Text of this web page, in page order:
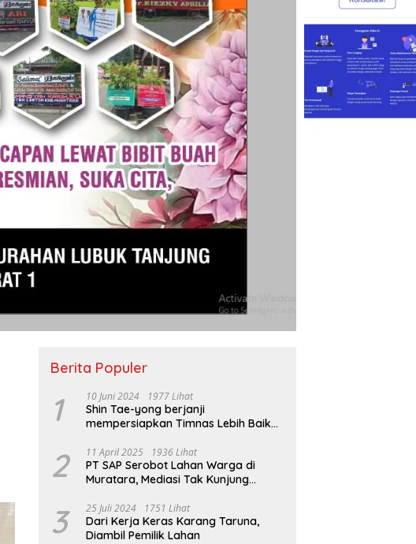
Berita Populer
1 10 Juni 2024 1977 Lihat
Shin Tae-yong berjanji
mempersiapkan Timnas Lebih Baik
2 11 April 2025 1936 Lihat
PT SAP Serobot Lahan Warga di
Muratara, Mediasi Tak Kunjung
3 25 Juli 2024 1751 Lihat
Dari Kerja Keras Karang Taruna,
Diambil Pemilik Lahan